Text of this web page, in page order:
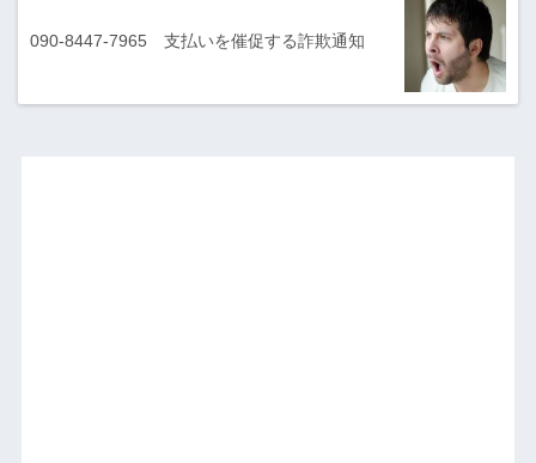
090-8447-7965 支払いを催促する詐欺通知